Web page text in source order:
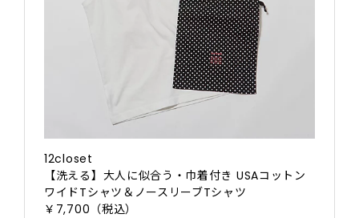
12closet
【洗える】大人に似合う・巾着付き USAコットン
ワイドTシャツ＆ノースリーブTシャツ
￥7,700（税込）